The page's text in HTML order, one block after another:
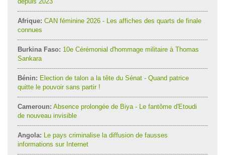
Afrique: CAN féminine 2026 - Les affiches des quarts de finale
connues
Burkina Faso: 10e Cérémonial d'hommage militaire à Thomas
Sankara
Bénin: Election de talon a la tête du Sénat - Quand patrice
quitte le pouvoir sans partir !
Cameroun: Absence prolongée de Biya - Le fantôme d'Etoudi
de nouveau invisible
Angola: Le pays criminalise la diffusion de fausses
informations sur Internet